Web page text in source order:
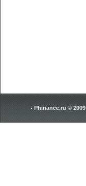
Phinance.ru © 2009